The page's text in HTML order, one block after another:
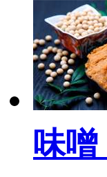
味噌